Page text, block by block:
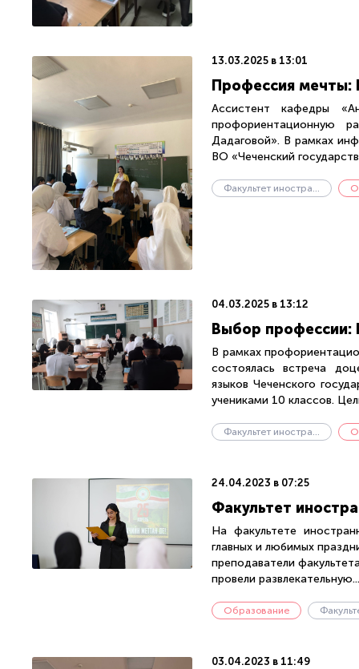
13.03.2025 в 13:01
Профессия мечты:
Ассистент кафедры
Дадаговой». В рамках
ВО «Чеченский
Факультет иностранных языков
04.03.2025 в 13:12
Выбор профессии:
В рамках
состоялась встреча
языков Чеченского
учениками 10 классов.
Факультет иностранных языков
24.04.2023 в 07:25
Факультет
На факультете
главных и любимых
преподаватели
провели развлекательную...
Образование
03.04.2023 в 11:49